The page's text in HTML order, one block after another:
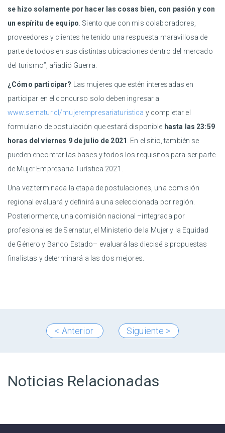
se hizo solamente por hacer las cosas bien, con pasión y con
un espíritu de equipo . Siento que con mis colaboradores,
proveedores y clientes he tenido una respuesta maravillosa de
parte de todos en sus distintas ubicaciones dentro del mercado
del turismo”, añadió Guerra.
¿Cómo participar? Las mujeres que estén interesadas en
participar en el concurso solo deben ingresar a
www.sernatur.cl/mujerempresariaturistica y completar el
formulario de postulación que estará disponible hasta las 23:59
horas del viernes 9 de julio de 2021
. En el sitio, también se
pueden encontrar las bases y todos los requisitos para ser parte
de Mujer Empresaria Turística 2021.
Una vez terminada la etapa de postulaciones, una comisión
regional evaluará y definirá a una seleccionada por región.
Posteriormente, una comisión nacional –integrada por
profesionales de Sernatur, el Ministerio de la Mujer y la Equidad
de Género y Banco Estado– evaluará las dieciséis propuestas
finalistas y determinará a las dos mejores.
< Anterior Siguiente >
Noticias Relacionadas